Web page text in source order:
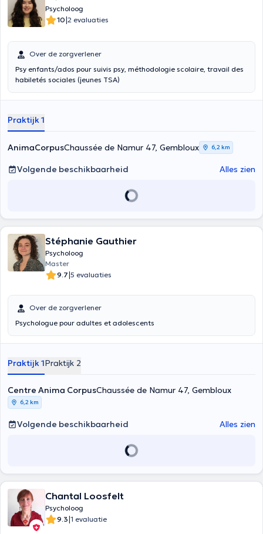
Psycholoog
10|2 evaluaties
Over de zorgverlener
Psy enfants/ados pour suivis psy, méthodologie scolaire, travail des
habiletés sociales (jeunes TSA)
Praktijk 1
AnimaCorpusChaussée de Namur 47, Gembloux 6,2 km
Volgende beschikbaarheid Alles zien
Stéphanie Gauthier
Psycholoog
Master
9.7|5 evaluaties
Over de zorgverlener
Psychologue pour adultes et adolescents
Praktijk 1Praktijk 2
Centre Anima CorpusChaussée de Namur 47, Gembloux
6,2 km
Volgende beschikbaarheid Alles zien
Chantal Loosfelt
Psycholoog
9.3|1 evaluatie